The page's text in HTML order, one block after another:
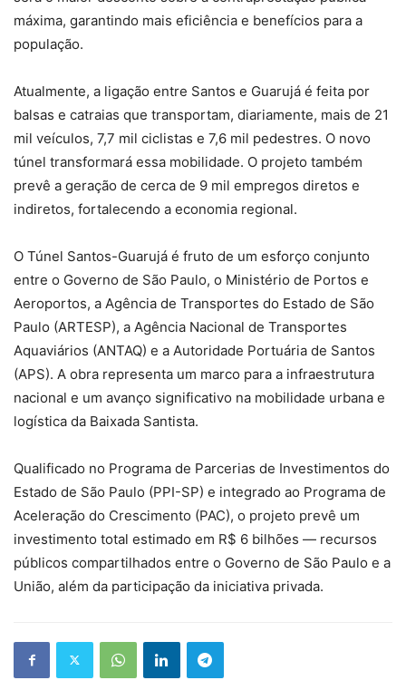
máxima, garantindo mais eficiência e benefícios para a
população.
Atualmente, a ligação entre Santos e Guarujá é feita por
balsas e catraias que transportam, diariamente, mais de 21
mil veículos, 7,7 mil ciclistas e 7,6 mil pedestres. O novo
túnel transformará essa mobilidade. O projeto também
prevê a geração de cerca de 9 mil empregos diretos e
indiretos, fortalecendo a economia regional.
O Túnel Santos-Guarujá é fruto de um esforço conjunto
entre o Governo de São Paulo, o Ministério de Portos e
Aeroportos, a Agência de Transportes do Estado de São
Paulo (ARTESP), a Agência Nacional de Transportes
Aquaviários (ANTAQ) e a Autoridade Portuária de Santos
(APS). A obra representa um marco para a infraestrutura
nacional e um avanço significativo na mobilidade urbana e
logística da Baixada Santista.
Qualificado no Programa de Parcerias de Investimentos do
Estado de São Paulo (PPI-SP) e integrado ao Programa de
Aceleração do Crescimento (PAC), o projeto prevê um
investimento total estimado em R$ 6 bilhões — recursos
públicos compartilhados entre o Governo de São Paulo e a
União, além da participação da iniciativa privada.